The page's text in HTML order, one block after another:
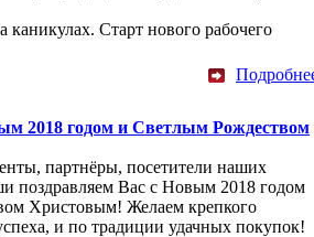
Старт нового рабочего
2018 годом и Светлым Рождеством
партнёры, посетители наших
поздравляем Вас с Новым 2018 годом
Христовым! Желаем крепкого
и по традиции удачных покупок!